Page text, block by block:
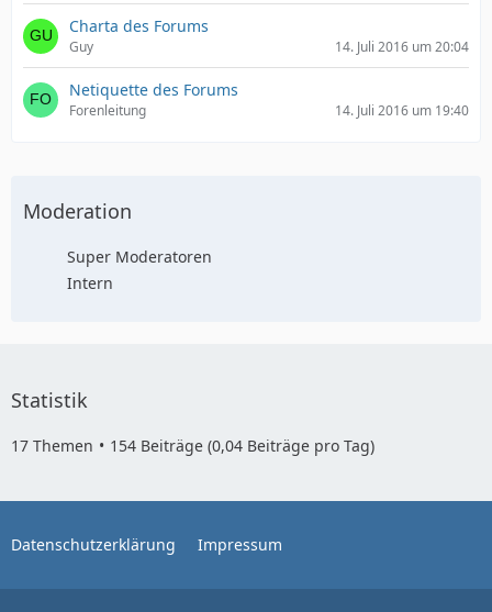
Charta des Forums
Guy 14. Juli 2016 um 20:04
Netiquette des Forums
Forenleitung 14. Juli 2016 um 19:40
Moderation
Super Moderatoren
Intern
Statistik
17 Themen 154 Beiträge (0,04 Beiträge pro Tag)
Datenschutzerklärung Impressum